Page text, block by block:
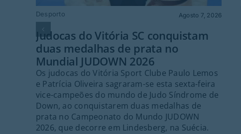
Desporto Agosto 7, 2026
Judocas do Vitória SC conquistam
duas medalhas de prata no
Mundial JUDOWN 2026
Os judocas do Vitória Sport Clube Paulo Lemos
e Patrícia Oliveira sagraram-se esta sexta-feira
vice-campeões do mundo de Judo Síndrome de
Down, ao conquistarem duas medalhas de
prata no Campeonato do Mundo JUDOWN
2026, que decorre em Lindesberg, na Suécia.